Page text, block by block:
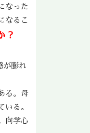
なった
なるこ
？
が膨れ
る。母
いる。
向学心